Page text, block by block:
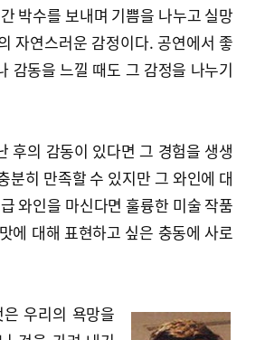
박수를 보내며 기쁨을 나누고 실망
자연스러운 감정이다. 공연에서 좋
감동을 느낄 때도 그 감정을 나누기
후의 감동이 있다면 그 경험을 생생
분히 만족할 수 있지만 그 와인에 대
와인을 마신다면 훌륭한 미술 작품
에 대해 표현하고 싶은 충동에 사로
우리의 욕망을